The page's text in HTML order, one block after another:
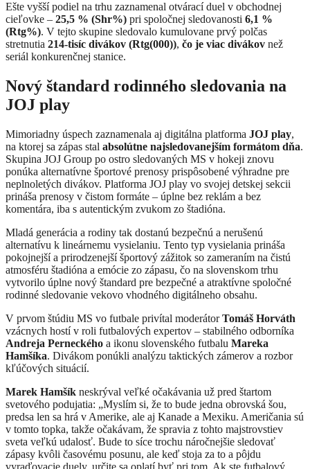
Ešte vyšší podiel na trhu zaznamenal otvárací duel v obchodnej
cieľovke – 25,5 % (Shr%) pri spoločnej sledovanosti 6,1 %
(Rtg%). V tejto skupine sledovalo kumulovane prvý polčas
stretnutia 214-tisíc divákov (Rtg(000)), čo je viac divákov než
seriál konkurenčnej stanice.
Nový štandard rodinného sledovania na
JOJ play
Mimoriadny úspech zaznamenala aj digitálna platforma JOJ play,
na ktorej sa zápas stal absolútne najsledovanejším formátom dňa.
Skupina JOJ Group po ostro sledovaných MS v hokeji znovu
ponúka alternatívne športové prenosy prispôsobené výhradne pre
neplnoletých divákov. Platforma JOJ play vo svojej detskej sekcii
prináša prenosy v čistom formáte – úplne bez reklám a bez
komentára, iba s autentickým zvukom zo štadióna.
Mladá generácia a rodiny tak dostanú bezpečnú a nerušenú
alternatívu k lineárnemu vysielaniu. Tento typ vysielania prináša
pokojnejší a prirodzenejší športový zážitok so zameraním na čistú
atmosféru štadióna a emócie zo zápasu, čo na slovenskom trhu
vytvorilo úplne nový štandard pre bezpečné a atraktívne spoločné
rodinné sledovanie vekovo vhodného digitálneho obsahu.
V prvom štúdiu MS vo futbale privítal moderátorTomáš Horváth
vzácnych hostí v roli futbalových expertov – stabilného odborníka
Andreja Perneckého a ikonu slovenského futbalu Mareka
Hamšíka. Divákom ponúkli analýzu taktických zámerov a rozbor
kľúčových situácií.
Marek Hamšík neskrýval veľké očakávania už pred štartom
svetového podujatia: „Myslím si, že to bude jedna obrovská šou,
predsa len sa hrá v Amerike, ale aj Kanade a Mexiku. Američania sú
v tomto topka, takže očakávam, že spravia z tohto majstrovstiev
sveta veľkú udalosť. Bude to síce trochu náročnejšie sledovať
zápasy kvôli časovému posunu, ale keď stoja za to a pôjdu
vyraďovacie duely, určite sa oplatí byť pri tom. Ak ste futbalový